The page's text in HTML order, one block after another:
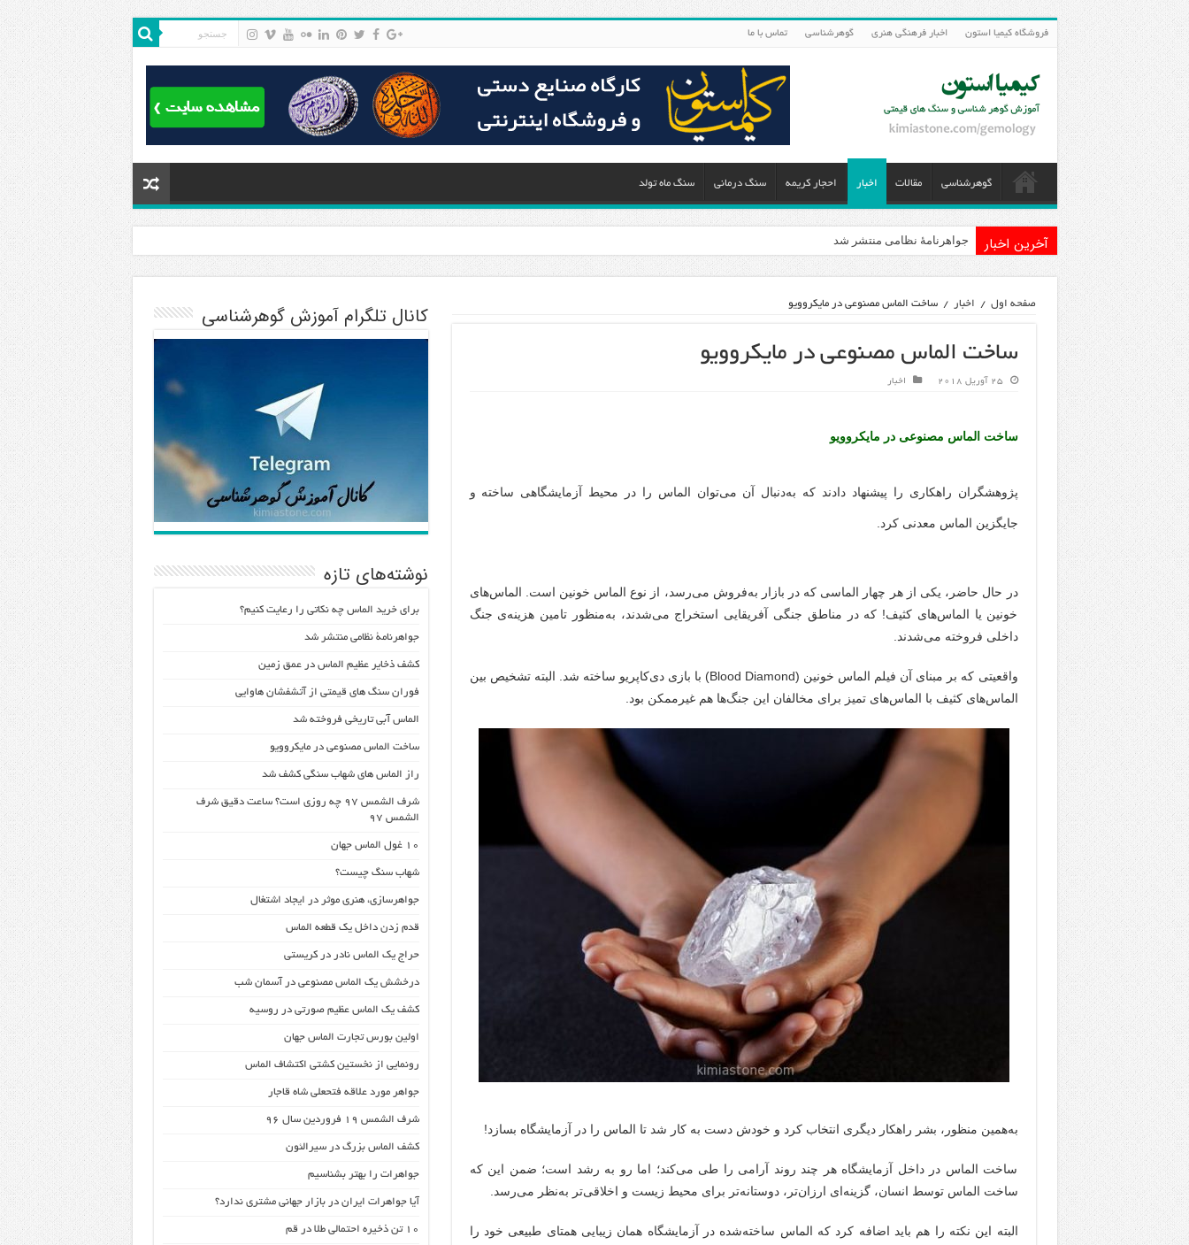
فروشگاه کیمیا استون اخبار فرهنگی هنری گوهرشناسی تماس با ما
گوهرشناسی مقالات اخبار احجار کریمه سنگ درمانی سنگ ماه تولد
آخرین اخبار جواهرنامۀ نظامی منتشر شد
صفحه اول / اخبار / ساخت الماس مصنوعی در مایکروویو
ساخت الماس مصنوعی در مایکروویو
25 آوریل 2018 اخبار
ساخت الماس مصنوعی در مایکروویو
پژوهشگران راهکاری را پیشنهاد دادند که به‌دنبال آن می‌توان الماس را در محیط آزمایشگاهی ساخته و
جایگزین الماس معدنی کرد.
در حال حاضر، یکی از هر چهار الماسی که در بازار به‌فروش می‌رسد، از نوع الماس خونین است. الماس‌های
خونین یا الماس‌های کثیف! که در مناطق جنگی آفریقایی استخراج می‌شدند، به‌منظور تامین هزینه‌ی جنگ
داخلی فروخته می‌شدند.
واقعیتی که بر مبنای آن فیلم الماس خونین (Blood Diamond) با بازی دی‌کاپریو ساخته شد. البته تشخیص بین
الماس‌های کثیف با الماس‌های تمیز برای مخالفان این جنگ‌ها هم غیرممکن بود.
به‌همین منظور، بشر راهکار دیگری انتخاب کرد و خودش دست به کار شد تا الماس را در آزمایشگاه بسازد!
ساخت الماس در داخل آزمایشگاه هر چند روند آرامی را طی می‌کند؛ اما رو به رشد است؛ ضمن این که
ساخت الماس توسط انسان، گزینه‌ای ارزان‌تر، دوستانه‌تر برای محیط زیست و اخلاقی‌تر به‌نظر می‌رسد.
البته این نکته را هم باید اضافه کرد که الماس ساخته‌شده در آزمایشگاه همان زیبایی همتای طبیعی خود را
کانال تلگرام آموزش گوهرشناسی
نوشته‌های تازه
برای خرید الماس چه نکاتی را رعایت کنیم؟
جواهرنامۀ نظامی منتشر شد
کشف ذخایر عظیم الماس در عمق زمین
فوران سنگ های قیمتی از آتشفشان هاوایی
الماس آبی تاریخی فروخته شد
ساخت الماس مصنوعی در مایکروویو
راز الماس های شهاب سنگی کشف شد
شرف الشمس ۹۷ چه روزی است؟ ساعت دقیق شرف
الشمس ۹۷
۱۰ غول الماس جهان
شهاب سنگ چیست؟
جواهرسازی، هنری موثر در ایجاد اشتغال
قدم زدن داخل یک قطعه الماس
حراج یک الماس نادر در کریستی
درخشش یک الماس مصنوعی در آسمان شب
کشف یک الماس عظیم صورتی در روسیه
اولین بورس تجارت الماس جهان
رونمایی از نخستین کشتی اکتشاف الماس
جواهر مورد علاقه فتحعلی شاه قاجار
شرف الشمس ۱۹ فروردین سال 96
کشف الماس بزرگ در سیرالئون
جواهرات را بهتر بشناسیم
آیا جواهرات ایران در بازار جهانی مشتری ندارد؟
۱۰ تن ذخیره احتمالی طلا در قم